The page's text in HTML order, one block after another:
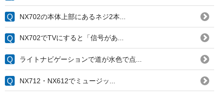
NX702の本体上部にあるネジ2本...
NX702でTVにすると「信号があ...
ライトナビゲーションで道が水色で点...
NX712・NX612でミュージッ...